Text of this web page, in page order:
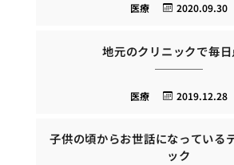
2020.09.30
医療
地元のクリニックで毎
2019.12.28
医療
子供の頃からお世話になっている
ック